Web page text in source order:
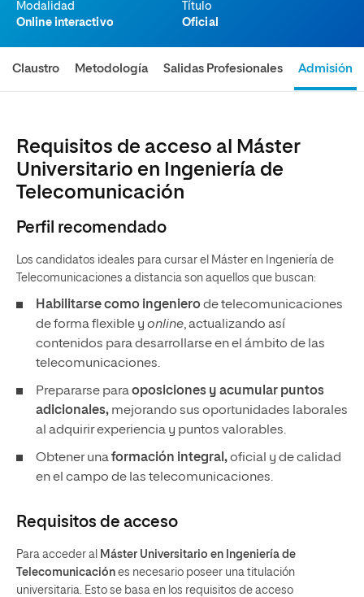
Modalidad
Online interactivo
Título
Oficial
Claustro Metodología Salidas Profesionales Admisión
Requisitos de acceso al Máster
Universitario en Ingeniería de
Telecomunicación
Perfil recomendado
Los candidatos ideales para cursar el Máster en Ingeniería de
Telecomunicaciones a distancia son aquellos que buscan:
Habilitarse como ingenierode telecomunicaciones
de forma flexible y online, actualizando así
contenidos para desarrollarse en el ámbito de las
telecomunicaciones.
Prepararse paraoposiciones y acumular puntos
adicionales, mejorando sus oportunidades laborales
al adquirir experiencia y puntos valorables.
Obtener unaformación integral,oficial y de calidad
en el campo de las telecomunicaciones.
Requisitos de acceso
Para acceder al Máster Universitario en Ingeniería de
Telecomunicación es necesario poseer una titulación
universitaria. Esto se basa en los requisitos de acceso